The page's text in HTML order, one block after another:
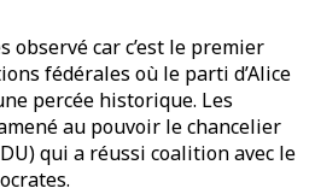
observé car c’est le premier
fédérales où le parti d’Alice
percée historique. Les
au pouvoir le chancelier
qui a réussi coalition avec le